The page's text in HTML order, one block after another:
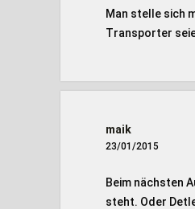
Man stelle sich
Transporter
maik
23/01/2015
Beim nächsten
steht. Oder